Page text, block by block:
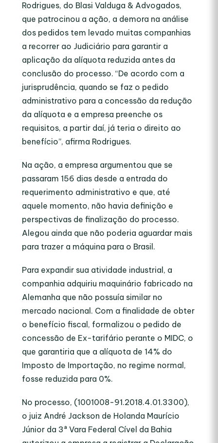
Rodrigues, do Blasi Valduga & Advogados,
que patrocinou a ação, a demora na análise
dos pedidos tem levado muitas companhias
a recorrer ao Judiciário para garantir a
aplicação da alíquota reduzida antes da
conclusão do processo. “De acordo com a
jurisprudência, quando se faz o pedido
administrativo para a concessão da redução
da alíquota e a empresa preenche os
requisitos, a partir daí, já teria o direito ao
benefício”, afirma Rodrigues.
Na ação, a empresa argumentou que se
passaram 156 dias desde a entrada do
requerimento administrativo e que, até
aquele momento, não havia definição e
perspectivas de finalização do processo.
Alegou ainda que não poderia aguardar mais
para trazer a máquina para o Brasil.
Para expandir sua atividade industrial, a
companhia adquiriu maquinário fabricado na
Alemanha que não possuía similar no
mercado nacional. Com a finalidade de obter
o benefício fiscal, formalizou o pedido de
concessão de Ex-tarifário perante o MIDC, o
que garantiria que a alíquota de 14% do
Imposto de Importação, no regime normal,
fosse reduzida para 0%.
No processo, (1001008-91.2018.4.01.3300),
o juiz André Jackson de Holanda Maurício
Júnior da 3ª Vara Federal Cível da Bahia